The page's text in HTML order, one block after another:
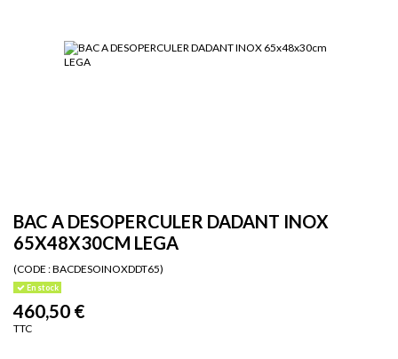
BAC A DESOPERCULER DADANT INOX
65X48X30CM LEGA
(CODE :BACDESOINOXDDT65)
En stock
460,50 €
TTC